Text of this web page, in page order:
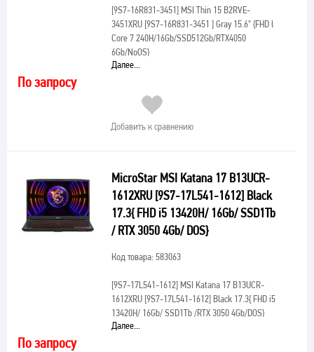
[9S7-16R831-3451]MSI Thin 15 B2RVE-
3451XRU [9S7-16R831-3451 ] Gray 15.6" {FHD l
Core 7 240H/16Gb/SSD512Gb/RTX4050
6Gb/NoOS}
Далее...
По запросу
Добавить к сравнению
MicroStar MSI Katana 17 B13UCR-
1612XRU [9S7-17L541-1612] Black
17.3{ FHD i5 13420H/ 16Gb/ SSD1Tb
/ RTX 3050 4Gb/ DOS}
Код товара: 583063
[9S7-17L541-1612]MSI Katana 17 B13UCR-
1612XRU [9S7-17L541-1612] Black 17.3{ FHD i5
13420H/ 16Gb/ SSD1Tb /RTX 3050 4Gb/DOS}
Далее...
По запросу